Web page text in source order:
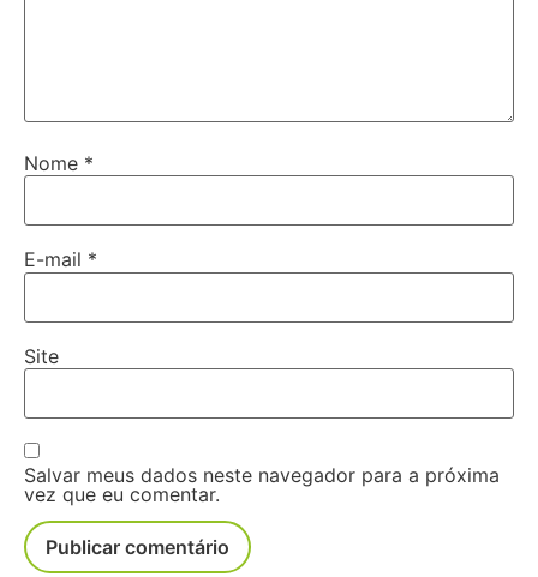
Nome *
E-mail *
Site
Salvar meus dados neste navegador para a próxima
vez que eu comentar.